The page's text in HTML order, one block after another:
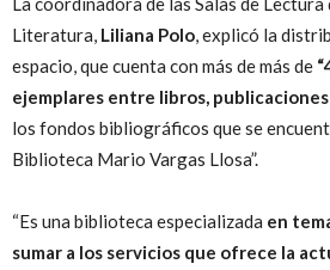
Literatura, Liliana Polo , explicó la
espacio, que cuenta con más de más de
ejemplares entre libros,
los fondos bibliográficos que se
Biblioteca Mario Vargas Llosa”.
“Es una biblioteca especializada en
sumar a los servicios que ofrece la